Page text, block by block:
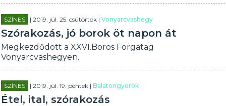
SZÍNES | 2019. júl. 25. csütörtök |Vonyarcvashegy
Szórakozás, jó borok öt napon át
Megkezdődött a XXVI.Boros Forgatag
Vonyarcvashegyen.
SZÍNES | 2019. júl. 19. péntek |Balatongyörök
Étel, ital, szórakozás